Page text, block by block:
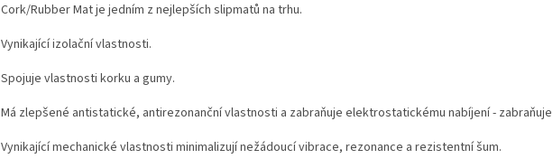
Cork/Rubber Mat je jedním z nejlepších slipmatů na trhu.
Vynikající izolační vlastnosti.
Spojuje vlastnosti korku a gumy.
Má zlepšené antistatické, antirezonanční vlastnosti a zabraňuje elektrostatickému nabíjení -
Vynikající mechanické vlastnosti minimalizují nežádoucí vibrace, rezonance a rezistentní šum.